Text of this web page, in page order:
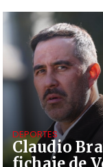
Claudio
DEPORTES